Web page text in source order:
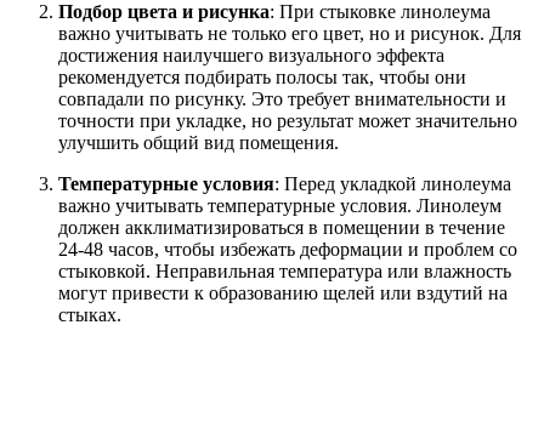
Подбор цвета и рисунка: При стыковке линолеума
важно учитывать не только его цвет, но и рисунок. Для
достижения наилучшего визуального эффекта
рекомендуется подбирать полосы так, чтобы они
совпадали по рисунку. Это требует внимательности и
точности при укладке, но результат может значительно
улучшить общий вид помещения.
Температурные условия: Перед укладкой линолеума
важно учитывать температурные условия. Линолеум
должен акклиматизироваться в помещении в течение
24-48 часов, чтобы избежать деформации и проблем со
стыковкой. Неправильная температура или влажность
могут привести к образованию щелей или вздутий на
стыках.